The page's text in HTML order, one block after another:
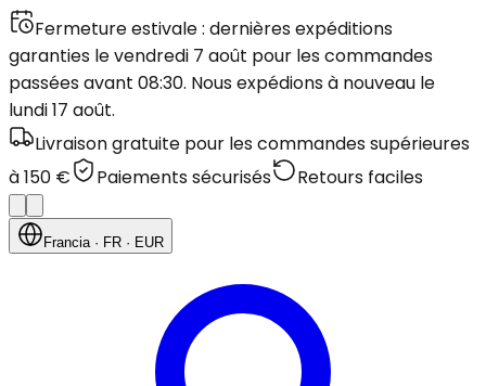
Fermeture estivale : dernières expéditions
garanties le vendredi 7 août pour les commandes
passées avant 08:30. Nous expédions à nouveau le
lundi 17 août.
Livraison gratuite pour les commandes supérieures
à 150 €
Paiements sécurisés Retours faciles
Francia· FR · EUR